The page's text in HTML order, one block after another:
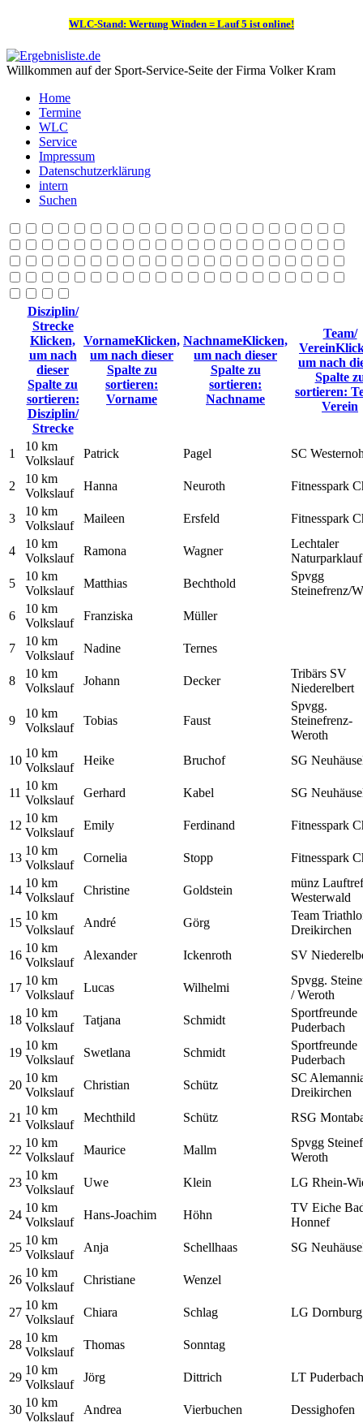
WLC-Stand: Wertung Winden = Lauf 5 ist online!
Willkommen auf der Sport-Service-Seite der Firma Volker Kram
Home
Termine
WLC
Service
Impressum
Datenschutzerklärung
intern
Suchen
Disziplin/
Strecke
Klicken,
um nach
dieser
Spalte zu
sortieren:
Disziplin/
Strecke
VornameKlicken,
um nach dieser
Spalte zu
sortieren:
Vorname
NachnameKlicken,
um nach dieser
Spalte zu
sortieren:
Nachname
Team/
Verein
um nach
Spalte
sortieren:
Verein
1
10 km
Volkslauf
Patrick Pagel SC
2
10 km
Volkslauf
Hanna Neuroth Fitnesspark
3
10 km
Volkslauf
Maileen Ersfeld Fitnesspark
4
10 km
Volkslauf
Ramona Wagner
Lechtaler
Naturparklauf
5
10 km
Volkslauf
Matthias Bechthold
Spvgg
Steinefrenz/
6
10 km
Volkslauf
Franziska Müller
7
10 km
Volkslauf
Nadine Ternes
8
10 km
Volkslauf
Johann Decker
Tribärs SV
Niederelbert
9
10 km
Volkslauf
Tobias Faust
Spvgg.
Steinefrenz-
Weroth
10
10 km
Volkslauf
Heike Bruchof SG
11
10 km
Volkslauf
Gerhard Kabel SG
12
10 km
Volkslauf
Emily Ferdinand Fitnesspark
13
10 km
Volkslauf
Cornelia Stopp Fitnesspark
14
10 km
Volkslauf
Christine Goldstein
münz
Westerwald
15
10 km
Volkslauf
André Görg
Team
Dreikirchen
16
10 km
Volkslauf
Alexander Ickenroth SV
17
10 km
Volkslauf
Lucas Wilhelmi
Spvgg.
/ Weroth
18
10 km
Volkslauf
Tatjana Schmidt
Sportfreunde
Puderbach
19
10 km
Volkslauf
Swetlana Schmidt
Sportfreunde
Puderbach
20
10 km
Volkslauf
Christian Schütz
SC
Dreikirchen
21
10 km
Volkslauf
Mechthild Schütz RSG
22
10 km
Volkslauf
Maurice Mallm
Spvgg
Weroth
23
10 km
Volkslauf
Uwe Klein LG Rhein-
24
10 km
Volkslauf
Hans-Joachim Höhn
TV Eiche
Honnef
25
10 km
Volkslauf
Anja Schellhaas SG
26
10 km
Volkslauf
Christiane Wenzel
27
10 km
Volkslauf
Chiara Schlag LG Dornburg
28
10 km
Volkslauf
Thomas Sonntag
29
10 km
Volkslauf
Jörg Dittrich LT Puderbach
30
10 km
Volkslauf
Andrea Vierbuchen Dessighofen